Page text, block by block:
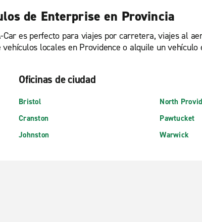
de Enterprise en Provincia
es perfecto para viajes por carretera, viajes al
locales en Providence o alquile un
Oficinas de ciudad
Bristol
Cranston
Johnston
North
Pawtucket
Warwick